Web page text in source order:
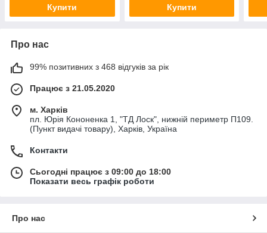
Купити Купити
Про нас
99% позитивних з 468 відгуків за рік
Працює з 21.05.2020
м. Харків
пл. Юрія Кононенка 1, "ТД Лоск", нижній периметр П109.
(Пункт видачі товару), Харків, Україна
Контакти
Сьогодні працює з 09:00 до 18:00
Показати весь графік роботи
Про нас